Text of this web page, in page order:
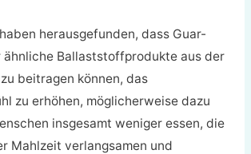
herausgefunden, dass Guar-
ähnliche Ballaststoffprodukte aus der
beitragen können, das
zu erhöhen, möglicherweise dazu
insgesamt weniger essen, die
Mahlzeit verlangsamen und